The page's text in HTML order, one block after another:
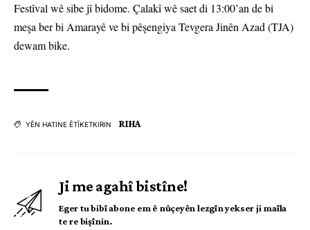
Festîval wê sibe jî bidome. Çalakî wê saet di 13:00’an de bi
meşa ber bi Amarayê ve bi pêşengiya Tevgera Jinên Azad (TJA)
dewam bike.
YÊN HATINE ÊTÎKETKIRIN RIHA
Ji me agahî bistîne!
Eger tu bibî abone em ê nûçeyên lezgîn yekser ji maîla
te re bişînin.